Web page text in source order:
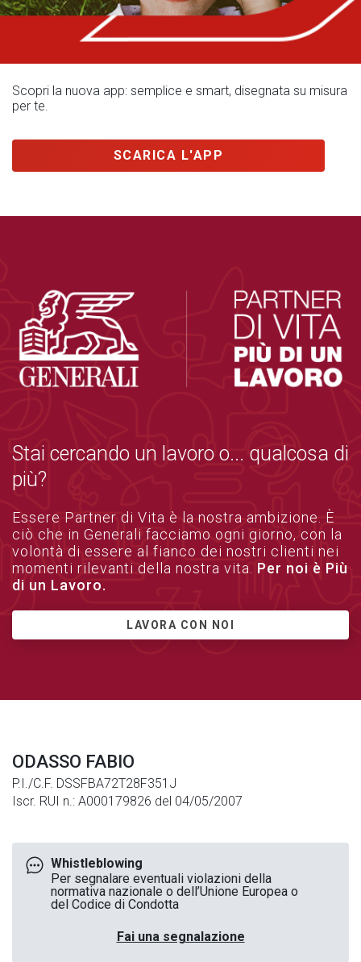
Scopri la nuova app: semplice e smart, disegnata su misura
per te.
SCARICA L'APP
Stai cercando un lavoro o... qualcosa di
più?
Essere Partner di Vita è la nostra ambizione. È
ciò che in Generali facciamo ogni giorno, con la
volontà di essere al fianco dei nostri clienti nei
momenti rilevanti della nostra vita. Per noi è Più
di un Lavoro.
LAVORA CON NOI
ODASSO FABIO
P.I./C.F. DSSFBA72T28F351J
Iscr. RUI n.: A000179826 del 04/05/2007
Whistleblowing
Per segnalare eventuali violazioni della
normativa nazionale o dell’Unione Europea o
del Codice di Condotta
Fai una segnalazione